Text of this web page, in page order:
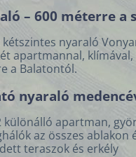
– 600 méterre a
nyaraló
apartmannal,
a Balatontól.
nyaraló
különálló apartman,
az összes ablakon
teraszok és erkély